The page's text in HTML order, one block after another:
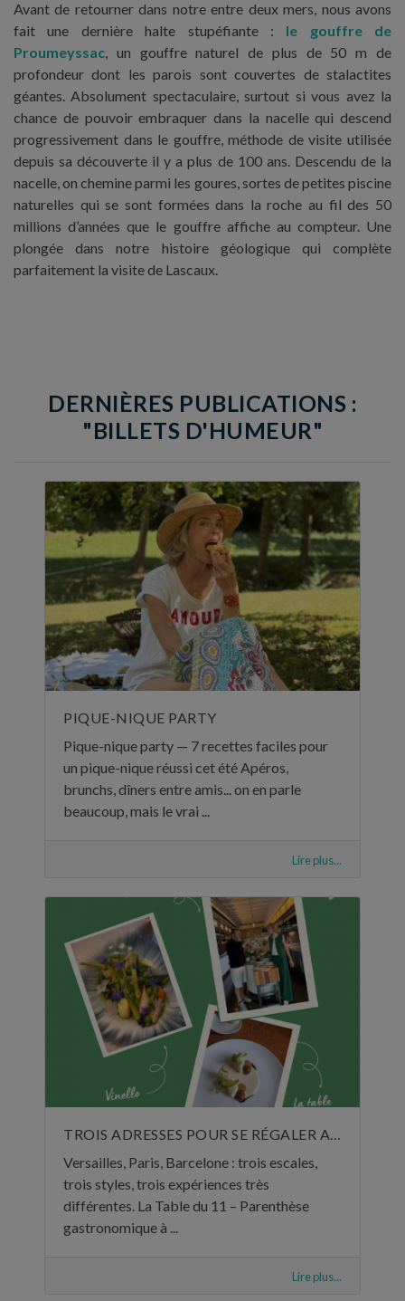
Avant de retourner dans notre entre deux mers, nous avons
fait une dernière halte stupéfiante : le gouffre de
Proumeyssac, un gouffre naturel de plus de 50 m de
profondeur dont les parois sont couvertes de stalactites
géantes. Absolument spectaculaire, surtout si vous avez la
chance de pouvoir embraquer dans la nacelle qui descend
progressivement dans le gouffre, méthode de visite utilisée
depuis sa découverte il y a plus de 100 ans. Descendu de la
nacelle, on chemine parmi les goures, sortes de petites piscine
naturelles qui se sont formées dans la roche au fil des 50
millions d’années que le gouffre affiche au compteur. Une
plongée dans notre histoire géologique qui complète
parfaitement la visite de Lascaux.
DERNIÈRES PUBLICATIONS :
"BILLETS D'HUMEUR"
PIQUE-NIQUE PARTY
Pique-nique party — 7 recettes faciles pour
un pique-nique réussi cet été Apéros,
brunchs, dîners entre amis... on en parle
beaucoup, mais le vrai ...
Lire plus...
TROIS ADRESSES POUR SE RÉGALER AU MOIS DE JUIN
Versailles, Paris, Barcelone : trois escales,
trois styles, trois expériences très
différentes. La Table du 11 – Parenthèse
gastronomique à ...
Lire plus...